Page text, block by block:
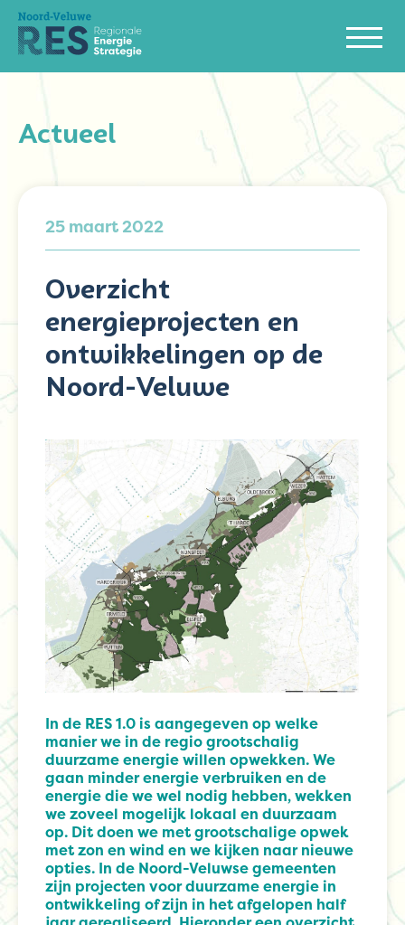
Actueel
25 maart 2022
Overzicht
energieprojecten en
ontwikkelingen op de
Noord-Veluwe
In de RES 1.0 is aangegeven op welke
manier we in de regio grootschalig
duurzame energie willen opwekken. We
gaan minder energie verbruiken en de
energie die we wel nodig hebben, wekken
we zoveel mogelijk lokaal en duurzaam
op. Dit doen we met grootschalige opwek
met zon en wind en we kijken naar nieuwe
opties. In de Noord-Veluwse gemeenten
zijn projecten voor duurzame energie in
ontwikkeling of zijn in het afgelopen half